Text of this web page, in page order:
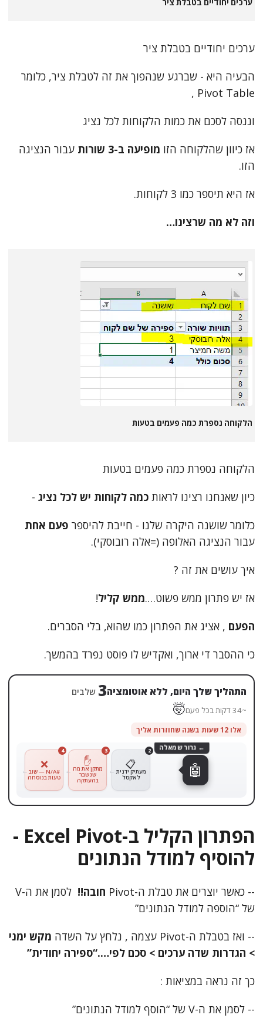
ערכים יחודיים בטבלת ציר
ערכים יחודיים בטבלת ציר
הבעיה היא - שברגע שנהפוך את זה לטבלת ציר, כלומר
Pivot Table ,
וננסה לסכם את כמות הלקוחות לכל נציג
אז כיוון שהלקוחה הזו מופיעה ב-3 שורות
עבור הנציגה
הזו.
אז היא תיספר כמו 3 לקוחות.
וזה לא מה שרצינו…
הלקוחה נספרת כמה פעמים בטעות
הלקוחה נספרת כמה פעמים בטעות
כיון שאנחנו רצינו לראות כמה לקוחות יש לכל נציג -
כלומר שושנה היקרה שלנו - חייבת להיספר פעם אחת
עבור הנציגה האלופה (=אלה רובוסקי).
איך עושים את זה ?
אז יש פתרון ממש פשוט….ממש קליל!
הפעם , אציג את הפתרון כמו שהוא, בלי הסברים.
כי ההסבר די ארוך, ואקדיש לו פוסט נפרד בהמשך.
התהליך שלך היום, ללא אוטומציה4 שלבים
~45 דקות בכל פעם 🤯
אלו 12 שעות בשנה שחוזרות אליך
4
❌
#N/A — שוב
טעות בנוסחה
3
✋
מתקן את מה
שנשבר
בהעתקה
2
📋
מעתיק ידנית
לאקסל
1
מוריד את
הקובץ
מהמייל
← גרור שמאלה
הפתרון הקליל ב-Excel Pivot -
להוסיף למודל הנתונים
-- כאשר יוצרים את טבלת ה-Pivot חובה!!
לסמן את ה-V
של “הוספה למודל הנתונים”
-- ואז בטבלת ה-Pivot עצמה , נלחץ על השדה
מקש ימני
> הגדרות שדה ערכים > סכם לפי….“ספירה יחודית”
כך זה נראה במציאות :
-- לסמן את ה-V של “הוסף למודל הנתונים”